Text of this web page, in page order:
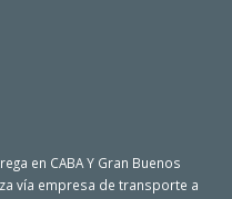
en CABA Y Gran Buenos
vía empresa de transporte a